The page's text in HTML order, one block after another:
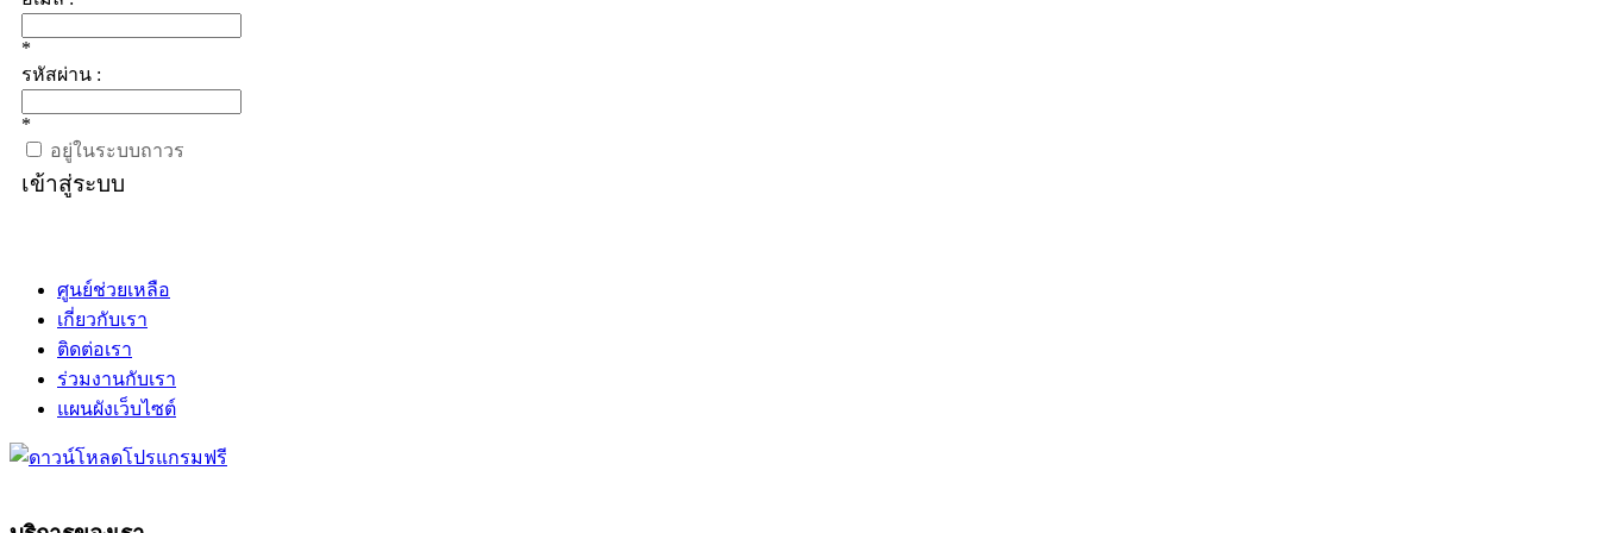
*
รหัสผ่าน :
*
อยู่ในระบบถาวร
เข้าสู่ระบบ
ศูนย์ช่วยเหลือ
เกี่ยวกับเรา
ติดต่อเรา
ร่วมงานกับเรา
แผนผังเว็บไซต์